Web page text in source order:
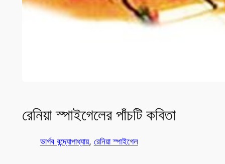
রেনিয়া স্পাইগেলের পাঁচটি কবিতা
ভার্গব বন্দ্যোপাধ্যায়, রেনিয়া স্পাইগেল